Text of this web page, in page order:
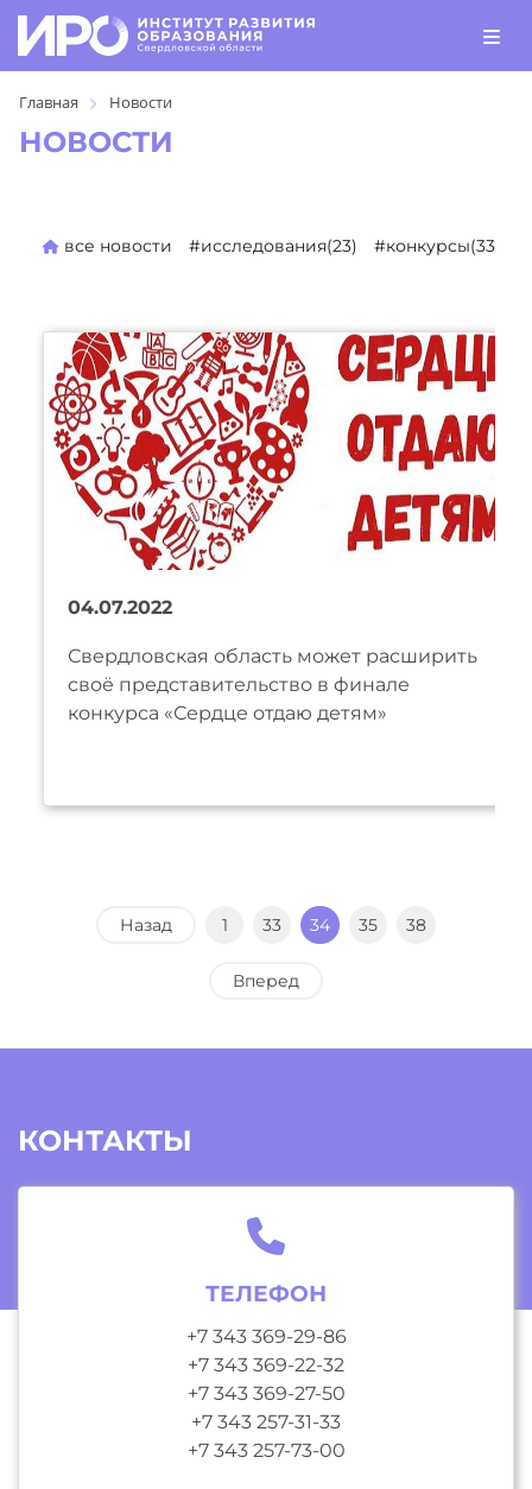
Главная Новости
НОВОСТИ
все новости #исследования(23) #конкурсы(330)
04.07.2022
Свердловская область может расширить
своё представительство в финале
конкурса «Сердце отдаю детям»
Назад 1 33 34 35 38
Вперед
КОНТАКТЫ
ТЕЛЕФОН
+7 343 369-29-86
+7 343 369-22-32
+7 343 369-27-50
+7 343 257-31-33
+7 343 257-73-00